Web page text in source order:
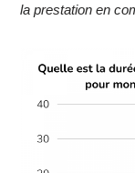
la prestation en